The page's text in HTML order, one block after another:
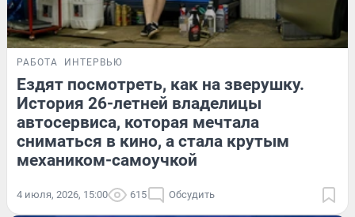
РАБОТА ИНТЕРВЬЮ
Ездят посмотреть, как на зверушку.
История 26-летней владелицы
автосервиса, которая мечтала
сниматься в кино, а стала крутым
механиком-самоучкой
4 июля, 2026, 15:00 615 Обсудить